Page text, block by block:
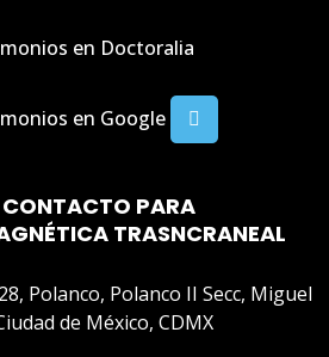
en Doctoralia
en Google
PARA
TRASNCRANEAL
Polanco, Polanco II Secc, Miguel
de México, CDMX